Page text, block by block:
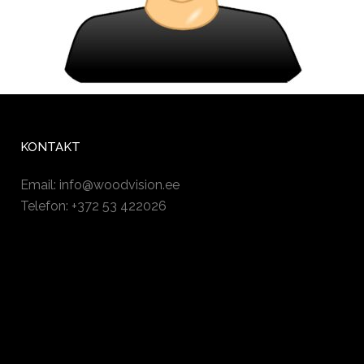
KONTAKT
Email: info@woodvision.ee
Telefon: +372 53 422026